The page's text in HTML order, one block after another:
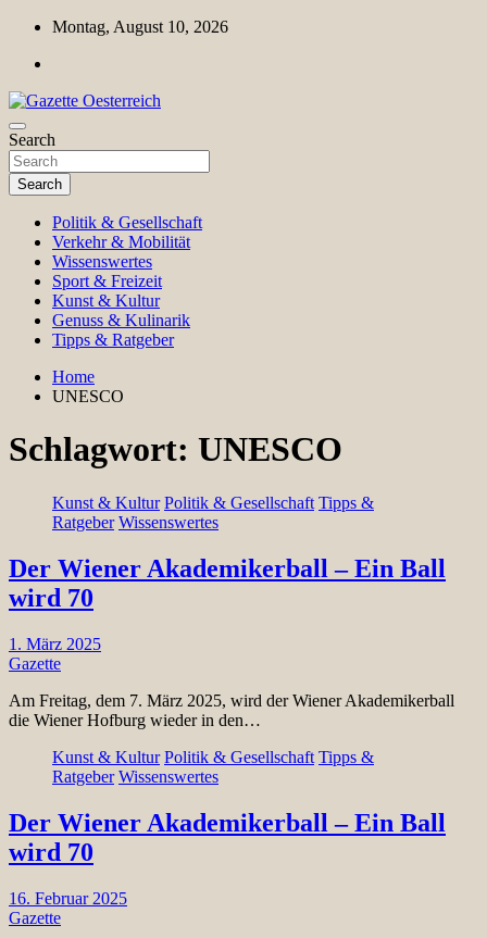
Skip
content
Montag, August 10, 2026
Gazette Oesterreich
Magazin für Freizeit, Politik, Kultur & Wissenschaft
Search
Search
Politik & Gesellschaft
Verkehr & Mobilität
Wissenswertes
Sport & Freizeit
Kunst & Kultur
Genuss & Kulinarik
Tipps & Ratgeber
Home
UNESCO
Schlagwort: UNESCO
Kunst & Kultur Politik & Gesellschaft Tipps &
Ratgeber Wissenswertes
Der Wiener Akademikerball – Ein Ball
wird 70
1. März 2025
Gazette
Am Freitag, dem 7. März 2025, wird der Wiener Akademikerball
die Wiener Hofburg wieder in den…
Kunst & Kultur Politik & Gesellschaft Tipps &
Ratgeber Wissenswertes
Der Wiener Akademikerball – Ein Ball
wird 70
16. Februar 2025
Gazette